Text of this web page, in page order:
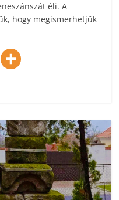
éli. A
hogy megismerhetjük